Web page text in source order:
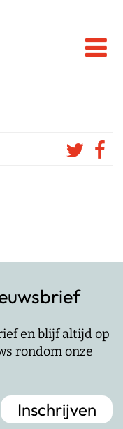
en blijf altijd op
rondom onze